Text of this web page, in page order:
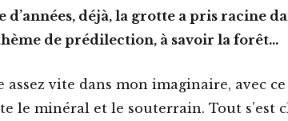
d’années, déjà, la grotte a pris racine
de prédilection, à savoir la forêt…
assez vite dans mon imaginaire, avec
le minéral et le souterrain. Tout s’est